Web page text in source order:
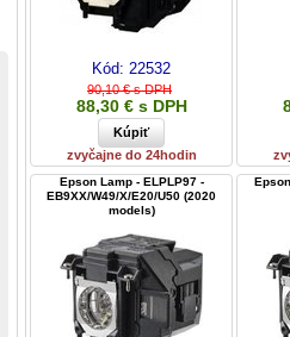
Kód: 22532
90,10 € s DPH
88,30 € s DPH
zvyčajne do 24hodin
Epson Lamp - ELPLP97 -
EB9XX/W49/X/E20/U50 (2020
models)